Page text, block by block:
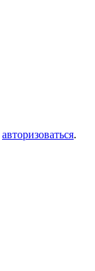
авторизоваться.